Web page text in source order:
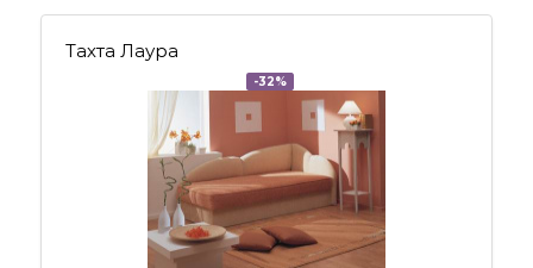
Тахта Лаура
-32%